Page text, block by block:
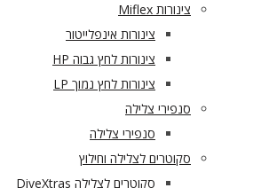
צינורות Miflex
צינורות אינפלייטור
צינורות לחץ גבוה HP
צינורות לחץ נמוך LP
סנפירי צלילה
סנפירי צלילה
סקוטרים לצלילה וחילוץ
סקוטרים לצלילה DiveXtras